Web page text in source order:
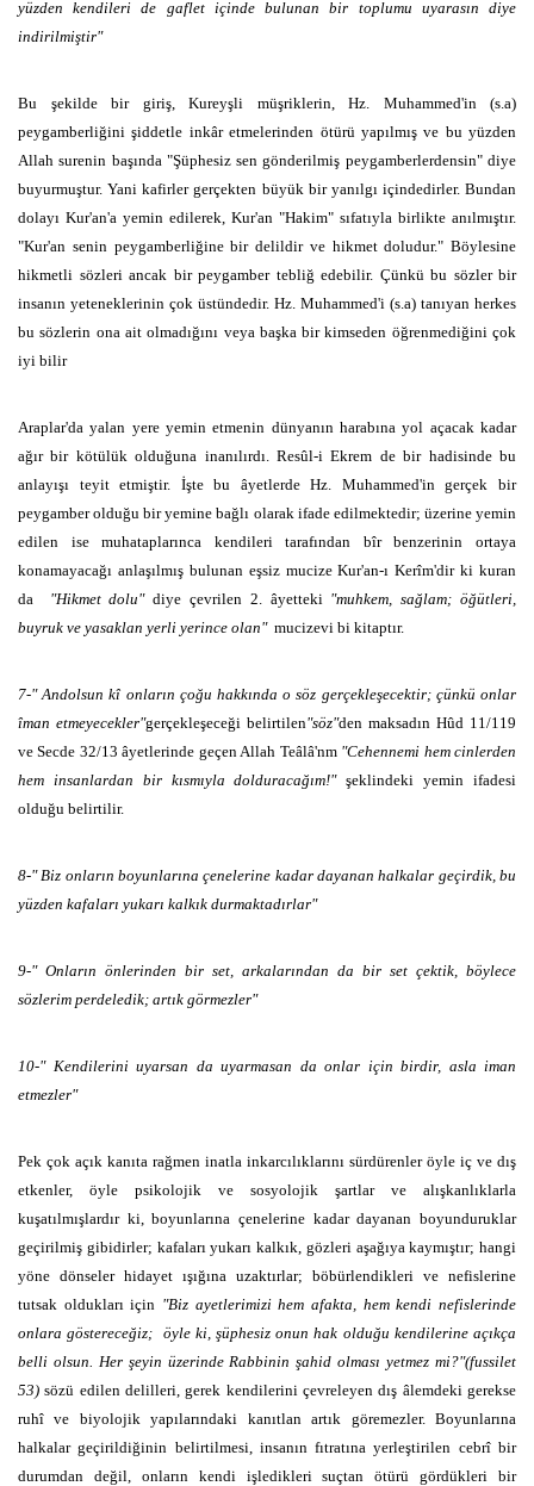
yüzden kendileri de gaflet içinde bulunan bir toplumu uyarasın diye
indirilmiştir"
Bu şekilde bir giriş, Kureyşli müşriklerin, Hz. Muhammed'in (s.a)
peygamberliğini şiddetle inkâr etmelerinden ötürü yapılmış ve bu yüzden
Allah surenin başında "Şüphesiz sen gönderilmiş peygamberlerdensin" diye
buyurmuştur. Yani kafirler gerçekten büyük bir yanılgı içindedirler. Bundan
dolayı Kur'an'a yemin edilerek, Kur'an "Hakim" sıfatıyla birlikte anılmıştır.
"Kur'an senin peygamberliğine bir delildir ve hikmet doludur." Böylesine
hikmetli sözleri ancak bir peygamber tebliğ edebilir. Çünkü bu sözler bir
insanın yeteneklerinin çok üstündedir. Hz. Muhammed'i (s.a) tanıyan herkes
bu sözlerin ona ait olmadığını veya başka bir kimseden öğrenmediğini çok
iyi bilir
Araplar'da yalan yere yemin etmenin dünyanın harabına yol açacak kadar
ağır bir kötülük olduğuna inanılırdı. Resûl-i Ekrem de bir hadisinde bu
anlayışı teyit etmiştir. İşte bu âyetlerde Hz. Muhammed'in gerçek bir
peygamber olduğu bir yemine bağlı olarak ifade edilmektedir; üzerine yemin
edilen ise muhataplarınca kendileri tarafından bîr benzerinin ortaya
konamayacağı anlaşılmış bulunan eşsiz mucize Kur'an-ı Kerîm'dir ki kuran
da "Hikmet dolu" diye çevrilen 2. âyetteki "muhkem, sağlam; öğütleri,
buyruk ve yasaklan yerli yerince olan" mucizevi bi kitaptır.
7-" Andolsun kî onların çoğu hakkında o söz gerçekleşecektir; çünkü onlar
îman etmeyecekler"gerçekleşeceği belirtilen"söz"den maksadın Hûd 11/119
ve Secde 32/13 âyetlerinde geçen Allah Teâlâ'nm "Cehennemi hem cinlerden
hem insanlardan bir kısmıyla dolduracağım!" şeklindeki yemin ifadesi
olduğu belirtilir.
8-" Biz onların boyunlarına çenelerine kadar dayanan halkalar geçirdik, bu
yüzden kafaları yukarı kalkık durmaktadırlar"
9-" Onların önlerinden bir set, arkalarından da bir set çektik, böylece
sözlerim perdeledik; artık görmezler"
10-" Kendilerini uyarsan da uyarmasan da onlar için birdir, asla iman
etmezler"
Pek çok açık kanıta rağmen inatla inkarcılıklarını sürdürenler öyle iç ve dış
etkenler, öyle psikolojik ve sosyolojik şartlar ve alışkanlıklarla
kuşatılmışlardır ki, boyunlarına çenelerine kadar dayanan boyunduruklar
geçirilmiş gibidirler; kafaları yukarı kalkık, gözleri aşağıya kaymıştır; hangi
yöne dönseler hidayet ışığına uzaktırlar; böbürlendikleri ve nefislerine
tutsak oldukları için "Biz ayetlerimizi hem afakta, hem kendi nefislerinde
onlara göstereceğiz; öyle ki, şüphesiz onun hak olduğu kendilerine açıkça
belli olsun. Her şeyin üzerinde Rabbinin şahid olması yetmez mi?"(fussilet
53) sözü edilen delilleri, gerek kendilerini çevreleyen dış âlemdeki gerekse
ruhî ve biyolojik yapılarındaki kanıtlan artık göremezler. Boyunlarına
halkalar geçirildiğinin belirtilmesi, insanın fıtratına yerleştirilen cebrî bir
durumdan değil, onların kendi işledikleri suçtan ötürü gördükleri bir